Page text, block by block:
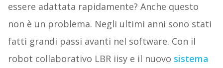
essere adattata rapidamente? Anche questo
non è un problema. Negli ultimi anni sono stati
fatti grandi passi avanti nel software. Con il
robot collaborativo LBR iisy e il nuovo sistema